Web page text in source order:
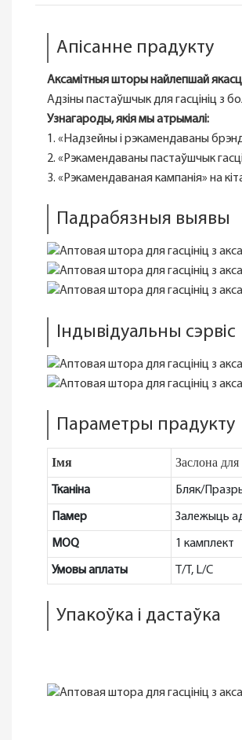
Апісанне прадукту
Аксамітныя шторы найлепшай
Адзіны пастаўшчык для гасцініц з
Узнагароды, якія мы атрымалі:
1. «Надзейны і рэкамендаваны
2. «Рэкамендаваны пастаўшчык
3. «Рэкамендаваная кампанія» на
Падрабязныя выявы
Індывідуальны сэрвіс
Параметры прадукту
Імя Заслона для
Тканіна Бляк/
Памер Залежыць
MOQ 1 камплект
Умовы аплаты T/T, L/C
Упакоўка і дастаўка